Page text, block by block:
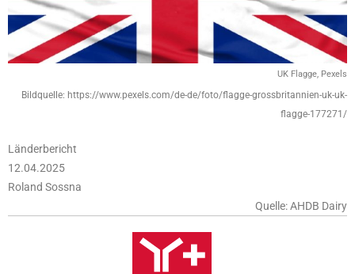
UK Flagge, Pexels
Bildquelle: https://www.pexels.com/de-de/foto/flagge-grossbritannien-uk-uk-
flagge-177271/
Länderbericht
12.04.2025
Roland Sossna
Quelle: AHDB Dairy